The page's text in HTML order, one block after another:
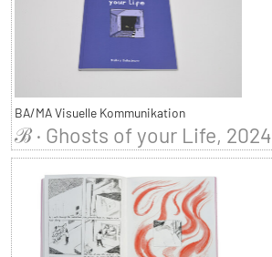
BA/MA Visuelle Kommunikation
ℬ · Ghosts of your Life, 2024